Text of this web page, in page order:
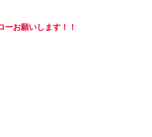
ーお願いします！！